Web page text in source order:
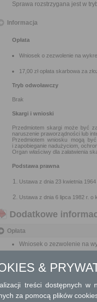
Sprawa rozstrzygana jest w
Informacja
Opłata
Wniosek o zezwolenie na
17,00 zł opłata skarbowa za
Tryb odwoławczy
Brak
Skargi i wnioski
Przedmiotem skargi może być
naruszenie praworządności lub
Przedmiotem wniosku mogą
i zapobieganie nadużyciom,
Organ właściwy dla załatwienia
Podstawa prawna
Ustawa z dnia 23 kwietnia
Ustawa z dnia 6 lipca 1982 r.
Dodatkowe
Opłata
Wniosek o zezwolenie na
Brak
&
treści dostępnych w
za pomocą plików